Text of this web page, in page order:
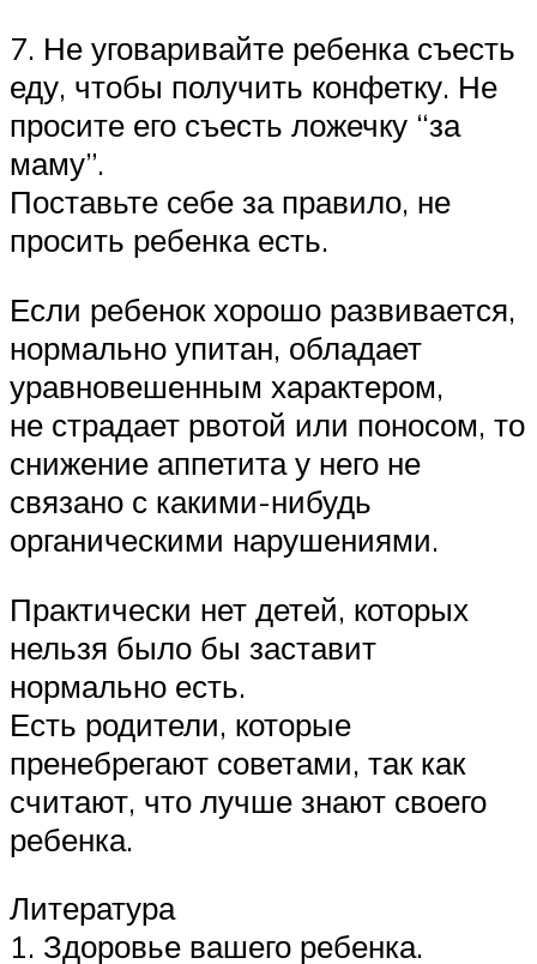
7. Не уговаривайте ребенка съесть
еду, чтобы получить конфетку. Не
просите его съесть ложечку “за
маму”.
Поставьте себе за правило, не
просить ребенка есть.
Если ребенок хорошо развивается,
нормально упитан, обладает
уравновешенным характером,
не страдает рвотой или поносом, то
снижение аппетита у него не
связано с какими-нибудь
органическими нарушениями.
Практически нет детей, которых
нельзя было бы заставит
нормально есть.
Есть родители, которые
пренебрегают советами, так как
считают, что лучше знают своего
ребенка.
Литература
1. Здоровье вашего ребенка.